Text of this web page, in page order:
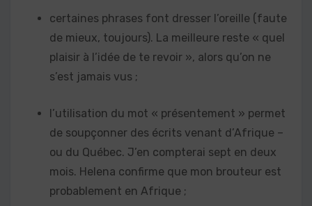
certaines phrases font dresser l’oreille (faute
de mieux, toujours). La meilleure reste « quel
plaisir à l’idée de te revoir », alors qu’on ne
s’est jamais vus ;
l’utilisation du mot « présentement » permet
de soupçonner des écrits venant d’Afrique –
ou du Québec. J’en compterai sept en deux
mois. Helena confirme que mon brouteur est
probablement en Afrique ;